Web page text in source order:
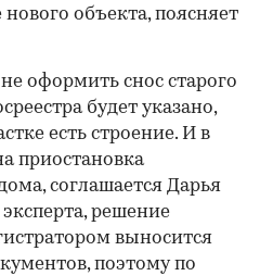
объекта, поясняет
оформить снос старого
будет указано,
есть строение. И в
приостановка
соглашается Дарья
решение
выносится
поэтому по